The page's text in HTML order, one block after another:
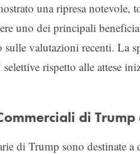
una ripresa
uno dei principali
sulle valutazioni recenti. La
rispetto alle attese
di
di Trump sono destinate